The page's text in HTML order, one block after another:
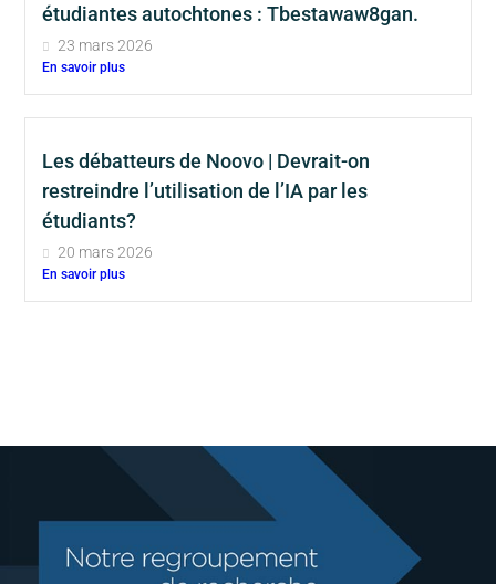
étudiantes autochtones : Tbestawaw8gan.
23 mars 2026
En savoir plus
Les débatteurs de Noovo | Devrait-on
restreindre l’utilisation de l’IA par les
étudiants?
20 mars 2026
En savoir plus